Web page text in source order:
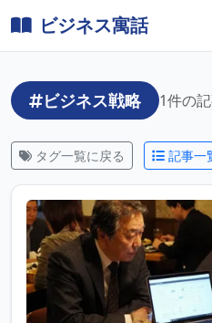
ビジネス寓話
ビジネス戦略 1件の
タグ一覧に戻る 記事一